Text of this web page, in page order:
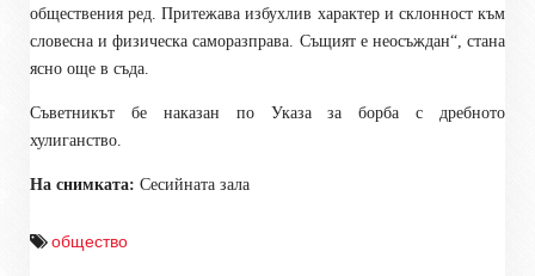
обществения ред. Притежава избухлив характер и склонност към
словесна и физическа саморазправа. Същият е неосъждан“, стана
ясно още в съда.
Съветникът бе наказан по Указа за борба с дребното
хулиганство.
На снимката: Сесийната зала
общество